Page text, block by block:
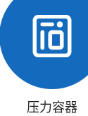
压力容器